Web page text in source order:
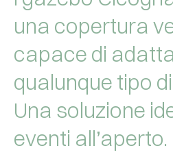
una copertura
capace di
qualunque tipo
Una soluzione
eventi all’aperto.